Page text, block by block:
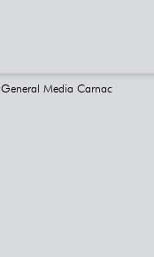
General Media Carnac